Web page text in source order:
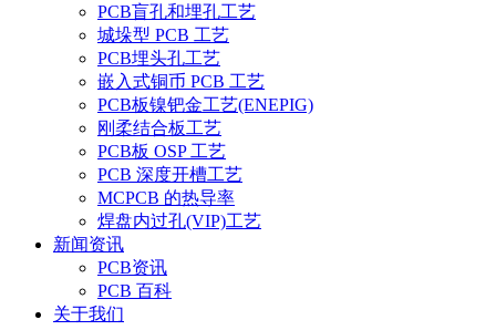
PCB盲孔和埋孔工艺
城垛型 PCB 工艺
PCB埋头孔工艺
嵌入式铜币 PCB 工艺
PCB板镍钯金工艺(ENEPIG)
刚柔结合板工艺
PCB板 OSP 工艺
PCB 深度开槽工艺
MCPCB 的热导率
焊盘内过孔(VIP)工艺
新闻资讯
PCB资讯
PCB 百科
关于我们